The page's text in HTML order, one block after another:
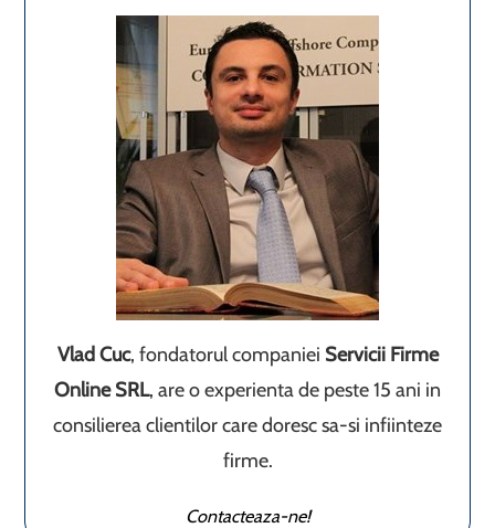
Vlad Cuc, fondatorul companiei Servicii Firme
Online SRL, are o experienta de peste 15 ani in
consilierea clientilor care doresc sa-si infiinteze
firme.
Contacteaza-ne!